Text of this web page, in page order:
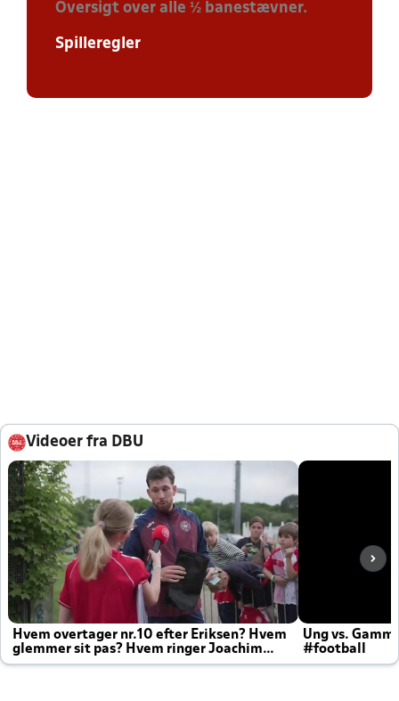
Oversigt over alle ½ banestævner.
Spilleregler
Videoer fra DBU
Hvem overtager nr.10 efter Eriksen? Hvem
glemmer sit pas? Hvem ringer Joachim
altid til efter kampe?
Ung vs.
#football